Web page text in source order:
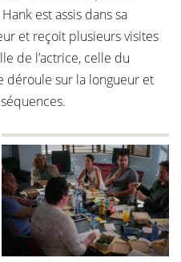
est assis dans sa
et reçoit plusieurs visites
de l’actrice, celle du
déroule sur la longueur et